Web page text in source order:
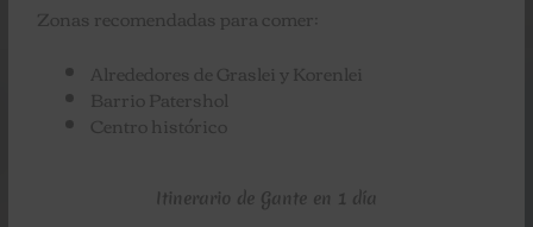
Zonas recomendadas para comer:
Alrededores de Graslei y Korenlei
Barrio Patershol
Centro histórico
Itinerario de Gante en 1 día